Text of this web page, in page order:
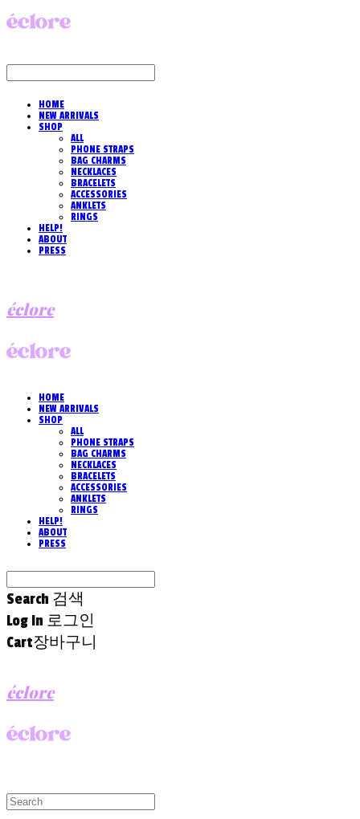
HOME
NEW ARRIVALS
SHOP
ALL
PHONE STRAPS
BAG CHARMS
NECKLACES
BRACELETS
ACCESSORIES
ANKLETS
RINGS
HELP!
ABOUT
PRESS
éclore
HOME
NEW ARRIVALS
SHOP
ALL
PHONE STRAPS
BAG CHARMS
NECKLACES
BRACELETS
ACCESSORIES
ANKLETS
RINGS
HELP!
ABOUT
PRESS
Search 검색
Log In 로그인
Cart장바구니
éclore